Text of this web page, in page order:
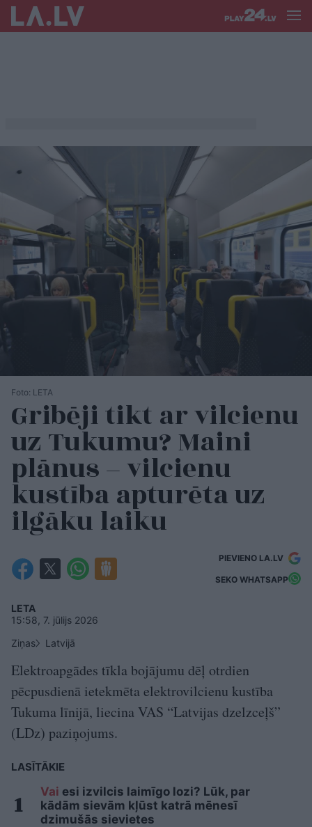
Foto: LETA
Gribēji tikt ar vilcienu
uz Tukumu? Maini
plānus – vilcienu
kustība apturēta uz
ilgāku laiku
PIEVIENO LA.LV
SEKO WHATSAPP
LETA
15:58, 7. jūlijs 2026
Ziņas
Latvijā
Elektroapgādes tīkla bojājumu dēļ otrdien
pēcpusdienā ietekmēta elektrovilcienu kustība
Tukuma līnijā, liecina VAS “Latvijas dzelzceļš”
(LDz) paziņojums.
LASĪTĀKIE
Vai esi izvilcis laimīgo lozi? Lūk, par
kādām sievām kļūst katrā mēnesī
dzimušās sievietes